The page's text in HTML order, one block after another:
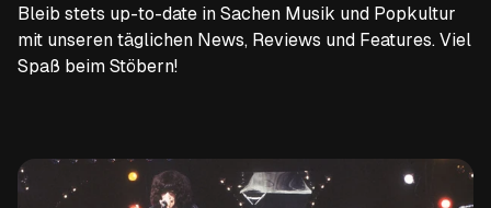
Bleib stets up-to-date in Sachen Musik und Popkultur
mit unseren täglichen News, Reviews und Features. Viel
Spaß beim Stöbern!